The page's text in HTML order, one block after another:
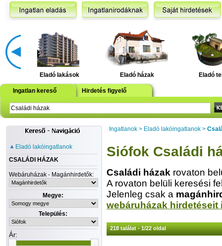
Eladó lakások Eladó házak Eladó
Ingatlan kereső Hirdetés figyelő
Eladó lakóingatlanok
CSALÁDI HÁZAK
Webáruházak - Magánhirdetők:
Megye:
Település:
Ár:
Ingatlanok > Eladó lakóingatlanok >
Siófok Családi
Családi házak rovaton
A rovaton belüli keresési
Jelenleg csak a
webáruházak hirdetéseit
218 találat - 1/22 oldal